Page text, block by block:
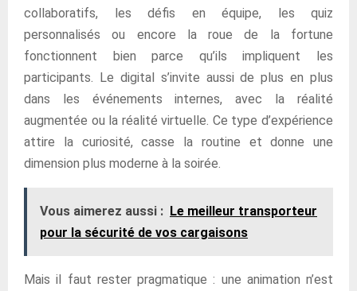
collaboratifs, les défis en équipe, les quiz
personnalisés ou encore la roue de la fortune
fonctionnent bien parce qu’ils impliquent les
participants. Le digital s’invite aussi de plus en plus
dans les événements internes, avec la réalité
augmentée ou la réalité virtuelle. Ce type d’expérience
attire la curiosité, casse la routine et donne une
dimension plus moderne à la soirée.
Vous aimerez aussi : Le meilleur transporteur
pour la sécurité de vos cargaisons
Mais il faut rester pragmatique : une animation n’est